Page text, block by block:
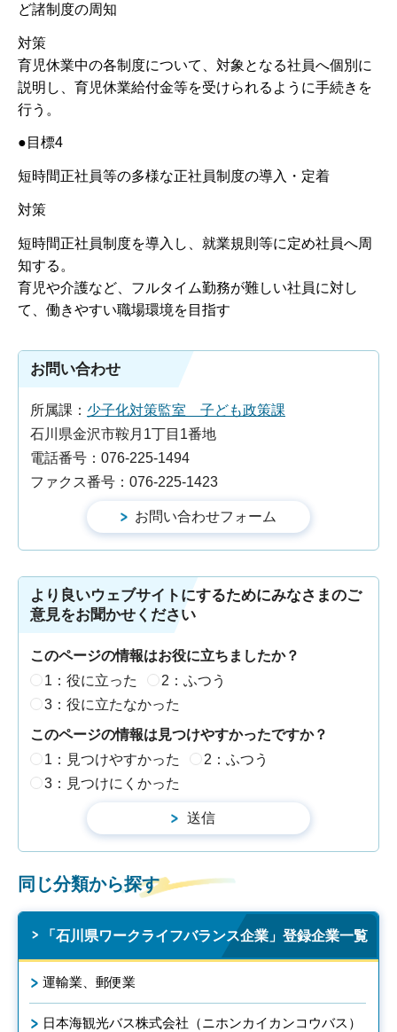
ど諸制度の周知
対策
育児休業中の各制度について、対象となる社員へ個別に
説明し、育児休業給付金等を受けられるように手続きを
行う。
●目標4
短時間正社員等の多様な正社員制度の導入・定着
対策
短時間正社員制度を導入し、就業規則等に定め社員へ周
知する。
育児や介護など、フルタイム勤務が難しい社員に対し
て、働きやすい職場環境を目指す
お問い合わせ
所属課： 少子化対策監室 子ども政策課
石川県金沢市鞍月1丁目1番地
電話番号：076-225-1494
ファクス番号：076-225-1423
より良いウェブサイトにするためにみなさまのご
意見をお聞かせください
このページの情報はお役に立ちましたか？
1：役に立った
2：ふつう
3：役に立たなかった
このページの情報は見つけやすかったですか？
1：見つけやすかった
2：ふつう
3：見つけにくかった
同じ分類から探す
「石川県ワークライフバランス企業」登録企業一覧
運輸業、郵便業
日本海観光バス株式会社（ニホンカイカンコウバス）